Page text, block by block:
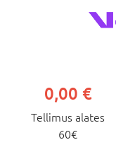
0,00 €
Tellimus alates
60€